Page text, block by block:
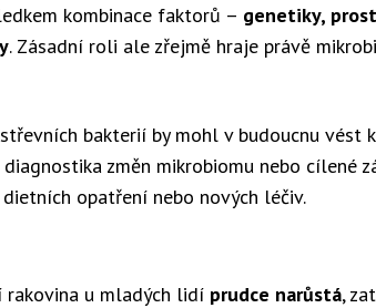
kombinace faktorů – genetiky,
. Zásadní roli ale zřejmě hraje právě
bakterií by mohl v budoucnu vést k
změn mikrobiomu nebo cílené
opatření nebo nových léčiv.
u mladých lidí prudce narůstá,